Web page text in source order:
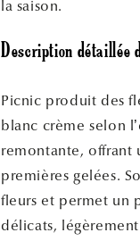
la saison.
Description détaillée
Picnic produit des
blanc crème selon
remontante, offrant
premières gelées.
fleurs et permet un
délicats,